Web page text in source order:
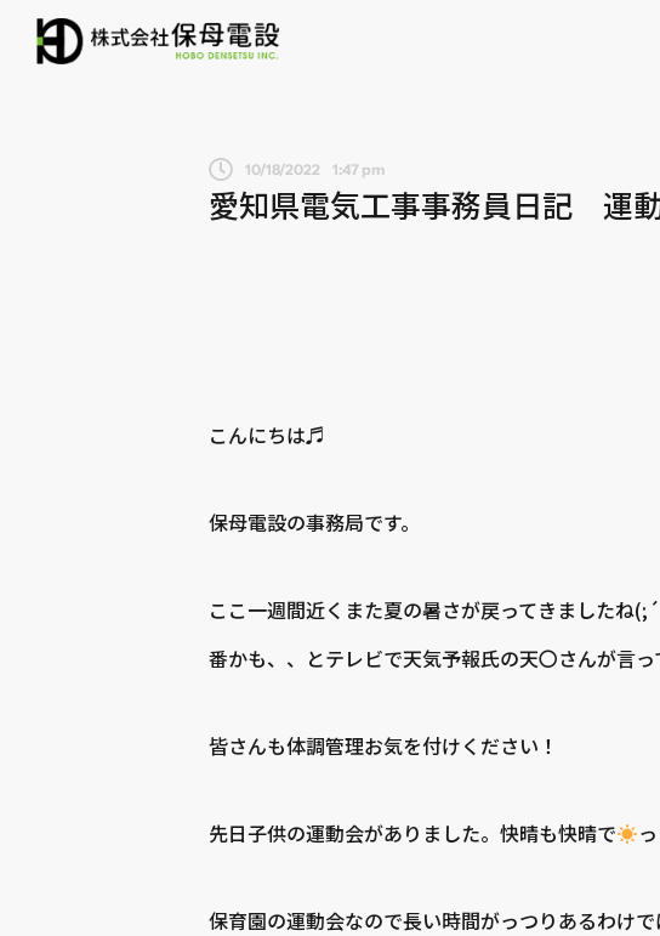
10/18/2022 1:47 pm
愛知県電気工事事務員日記 運
こんにちは♬
保母電設の事務局です。
ここ一週間近くまた夏の暑さが戻ってきましたね
番かも、、とテレビで天気予報氏の天〇さんが言
皆さんも体調管理お気を付けください！
先日子供の運動会がありました。快晴も快晴で
保育園の運動会なので長い時間がっつりあるわけ